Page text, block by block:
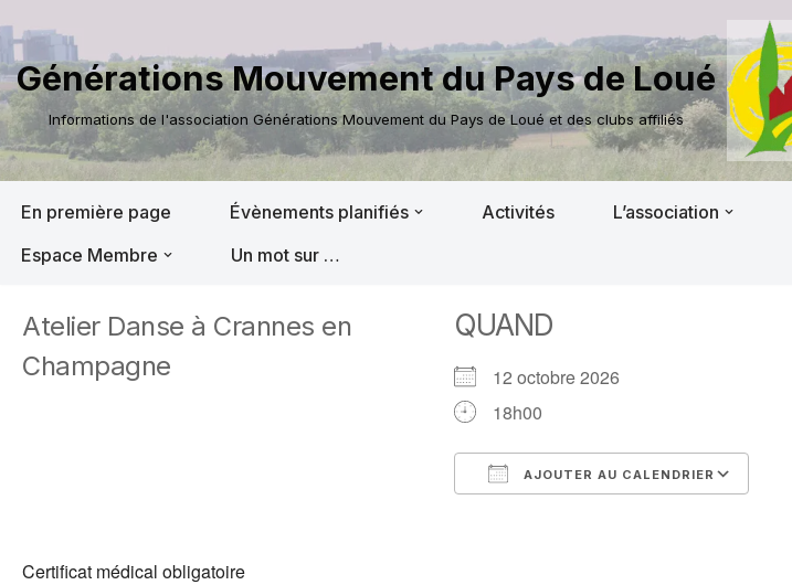
Aller
au
contenu
Générations Mouvement du Pays de Loué
Informations de l'association Générations Mouvement du Pays de Loué et des clubs affiliés
En première page Évènements planifiés Activités L’association
Espace Membre
Un mot sur …
Atelier Danse à Crannes en
Champagne
QUAND
12 octobre 2026
18h00
AJOUTER AU CALENDRIER
Certificat médical obligatoire